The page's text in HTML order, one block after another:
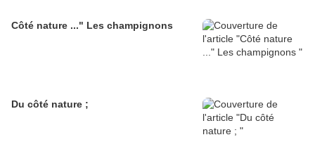
Côté nature ..." Les champignons
Du côté nature ;